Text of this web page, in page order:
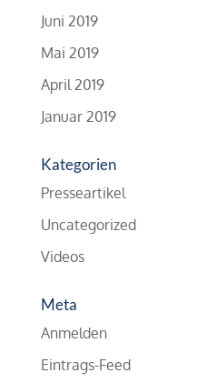
Juni 2019
Mai 2019
April 2019
Januar 2019
Kategorien
Presseartikel
Uncategorized
Videos
Meta
Anmelden
Eintrags-Feed